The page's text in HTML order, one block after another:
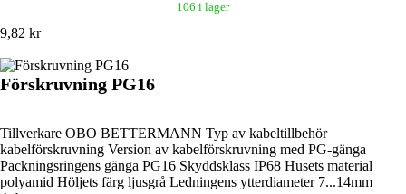
106 i lager
9,82 kr
Förskruvning PG16
Tillverkare OBO BETTERMANN Typ av kabeltillbehör
kabelförskruvning Version av kabelförskruvning med PG-gänga
Packningsringens gänga PG16 Skyddsklass IP68 Husets material
polyamid Höljets färg ljusgrå Ledningens ytterdiameter 7...14mm